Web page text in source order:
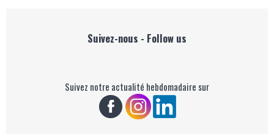
Suivez-nous - Follow us
Suivez notre actualité hebdomadaire sur